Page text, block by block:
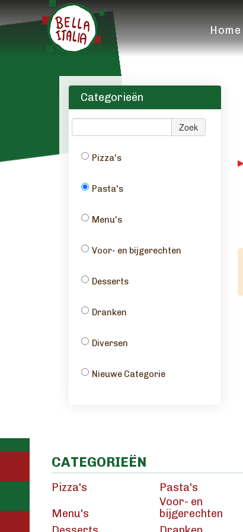
Home
Categorieën
Zoek
Pizza's
Pasta's
Menu's
Voor- en bijgerechten
Desserts
Dranken
Diversen
Nieuwe Categorie
CATEGORIEËN
Pizza's
Pasta's
Menu's
Voor- en
bijgerechten